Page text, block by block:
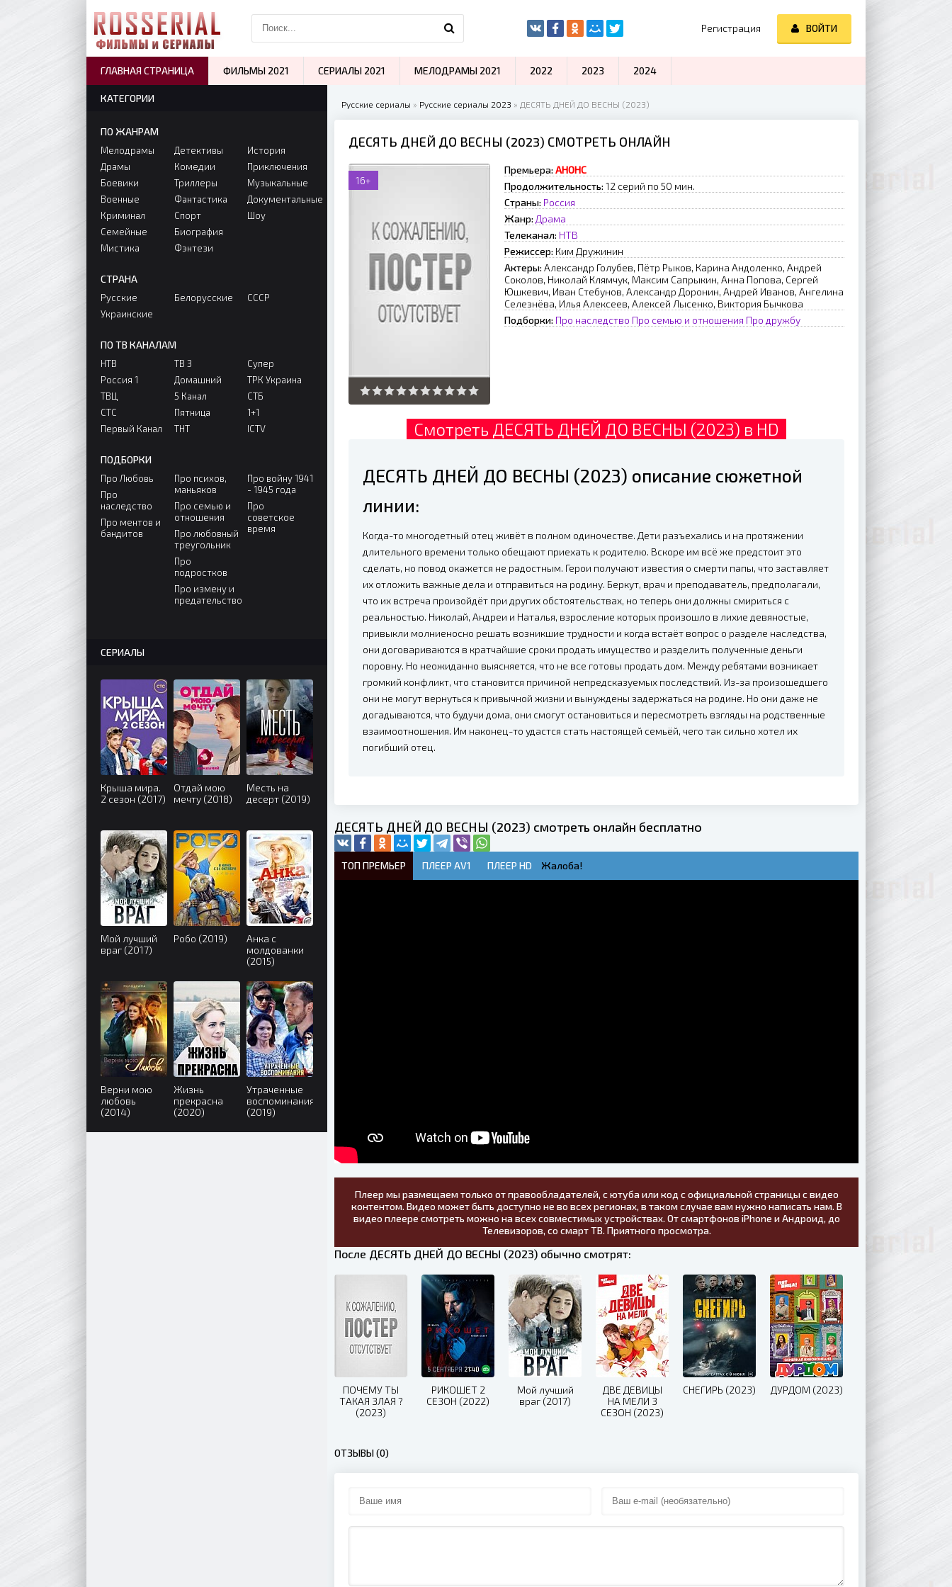
Русские сериалы » Русские сериалы 2023 » ДЕСЯТЬ ДНЕЙ ДО ВЕСНЫ (2023)
ДЕСЯТЬ ДНЕЙ ДО ВЕСНЫ (2023) СМОТРЕТЬ ОНЛАЙН
16+
Премьера: АНОНС
Продолжительность: 12 серий по 50 мин.
Страны: Россия
Жанр: Драма
Телеканал: НТВ
Режиссер: Ким Дружинин
Актеры: Александр Голубев, Пётр Рыков, Карина Андоленко, Андрей
Соколов, Николай Клямчук, Максим Сапрыкин, Анна Попова, Сергей
Юшкевич, Иван Стебунов, Александр Доронин, Андрей Иванов, Ангелина
Селезнёва, Илья Алексеев, Алексей Лысенко, Виктория Бычкова
Подборки: Про наследство Про семью и отношения Про дружбу
Смотреть ДЕСЯТЬ ДНЕЙ ДО ВЕСНЫ (2023) в HD
ДЕСЯТЬ ДНЕЙ ДО ВЕСНЫ (2023) описание сюжетной
линии:
Когда-то многодетный отец живёт в полном одиночестве. Дети разъехались и на протяжении
длительного времени только обещают приехать к родителю. Вскоре им всё же предстоит это
сделать, но повод окажется не радостным. Герои получают известия о смерти папы, что заставляет
их отложить важные дела и отправиться на родину. Беркут, врач и преподаватель, предполагали,
что их встреча произойдёт при других обстоятельствах, но теперь они должны смириться с
реальностью. Николай, Андреи и Наталья, взросление которых произошло в лихие девяностые,
привыкли молниеносно решать возникшие трудности и когда встаёт вопрос о разделе наследства,
они договариваются в кратчайшие сроки продать имущество и разделить полученные деньги
поровну. Но неожиданно выясняется, что не все готовы продать дом. Между ребятами возникает
громкий конфликт, что становится причиной непредсказуемых последствий. Из-за произошедшего
они не могут вернуться к привычной жизни и вынуждены задержаться на родине. Но они даже не
догадываются, что будучи дома, они смогут остановиться и пересмотреть взгляды на родственные
взаимоотношения. Им наконец-то удастся стать настоящей семьёй, чего так сильно хотел их
погибший отец.
ДЕСЯТЬ ДНЕЙ ДО ВЕСНЫ (2023) смотреть онлайн бесплатно
ТОП ПРЕМЬЕР ПЛЕЕР AV1 ПЛЕЕР HD Жалоба!
Плеер мы размещаем только от правообладателей, с ютуба или код с официальной страницы с видео
контентом. Видео может быть доступно не во всех регионах, в таком случае вам нужно написать нам. В
видео плеере смотреть можно на всех совместимых устройствах. От смартфонов iPhone и Андроид, до
Телевизоров, со смарт ТВ. Приятного просмотра.
После ДЕСЯТЬ ДНЕЙ ДО ВЕСНЫ (2023) обычно смотрят:
ПОЧЕМУ ТЫ
ТАКАЯ ЗЛАЯ ?
(2023)
РИКОШЕТ 2
СЕЗОН (2022)
Мой лучший
враг (2017)
ДВЕ ДЕВИЦЫ
НА МЕЛИ 3
СЕЗОН (2023)
СНЕГИРЬ (2023) ДУРДОМ (2023)
ОТЗЫВЫ (0)
КАТЕГОРИИ
ПО ЖАНРАМ
Мелодрамы
Драмы
Боевики
Военные
Криминал
Семейные
Мистика
Детективы
Комедии
Триллеры
Фантастика
Спорт
Биография
Фэнтези
История
Приключения
Музыкальные
Документальные
Шоу
СТРАНА
Русские
Украинские
Белорусские СССР
ПО ТВ КАНАЛАМ
НТВ
Россия 1
ТВЦ
СТС
Первый Канал
ТВ 3
Домашний
5 Канал
Пятница
ТНТ
Супер
ТРК Украина
СТБ
1+1
ICTV
ПОДБОРКИ
Про Любовь
Про
наследство
Про ментов и
бандитов
Про психов,
маньяков
Про семью и
отношения
Про любовный
треугольник
Про
подростков
Про измену и
предательство
Про войну 1941
- 1945 года
Про
советское
время
СЕРИАЛЫ
Крыша мира.
2 сезон (2017)
Отдай мою
мечту (2018)
Месть на
десерт (2019)
Мой лучший
враг (2017)
Робо (2019)
Анка с
молдованки
(2015)
Верни мою
любовь
(2014)
Жизнь
прекрасна
(2020)
Утраченные
воспоминания
(2019)
Регистрация ВОЙТИ
ГЛАВНАЯ СТРАНИЦА ФИЛЬМЫ 2021 СЕРИАЛЫ 2021 МЕЛОДРАМЫ 2021 2022 2023 2024